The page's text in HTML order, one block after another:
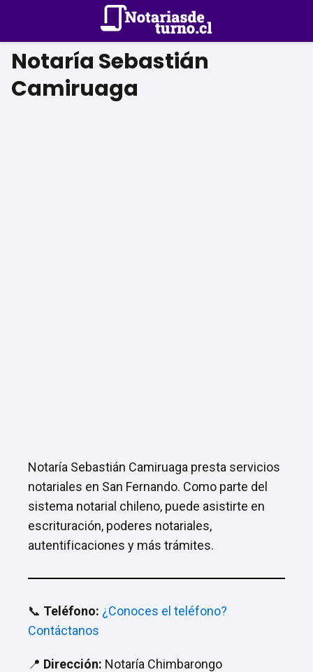
Notaría Sebastián
Camiruaga
Notaría Sebastián Camiruaga presta servicios
notariales en San Fernando. Como parte del
sistema notarial chileno, puede asistirte en
escrituración, poderes notariales,
autentificaciones y más trámites.
📞 Teléfono: ¿Conoces el teléfono?
Contáctanos
📍 Dirección: Notaría Chimbarongo